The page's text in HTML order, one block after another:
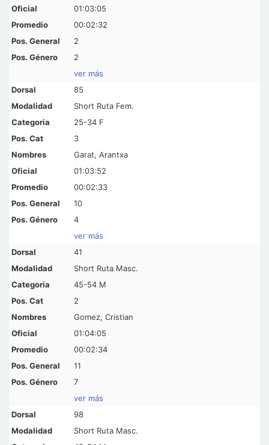
01:03:05
00:02:32
2
2
ver más
85
Short Ruta Fem.
25-34 F
3
Garat, Arantxa
01:03:52
00:02:33
10
4
ver más
41
Short Ruta Masc.
45-54 M
2
Gomez, Cristian
01:04:05
00:02:34
11
7
ver más
98
Short Ruta Masc.